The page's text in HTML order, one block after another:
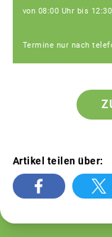
von 08:00 Uhr bis
Termine nur nach
Artikel teilen über: